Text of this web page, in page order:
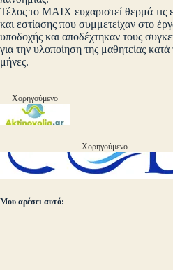
Τέλος το ΜΑΙΧ ευχαριστεί θερμά τις
και εστίασης που συμμετείχαν στο
υποδοχής και αποδέχτηκαν τους
για την υλοποίηση της μαθητείας
μήνες.
Χορηγούμενο
Χορηγούμενο
Μου αρέσει αυτό: